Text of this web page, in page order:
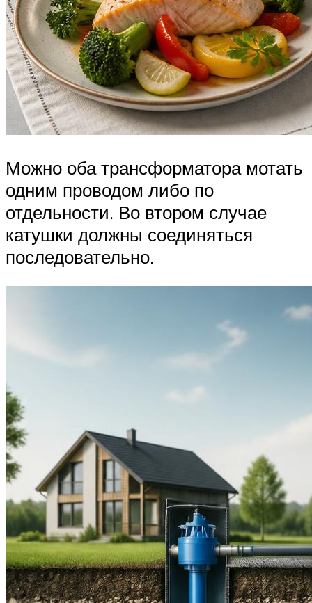
Можно оба трансформатора мотать
одним проводом либо по
отдельности. Во втором случае
катушки должны соединяться
последовательно.